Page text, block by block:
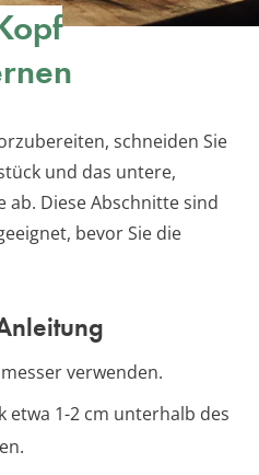
schneiden Sie
und das untere,
ab. Diese Abschnitte sind
bevor Sie die
verwenden.
etwa 1-2 cm unterhalb des